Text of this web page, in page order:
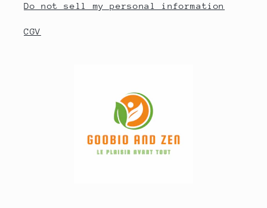
Do not sell my personal information
CGV